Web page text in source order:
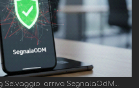
Selvaggio: arriva SegnalaOdM...